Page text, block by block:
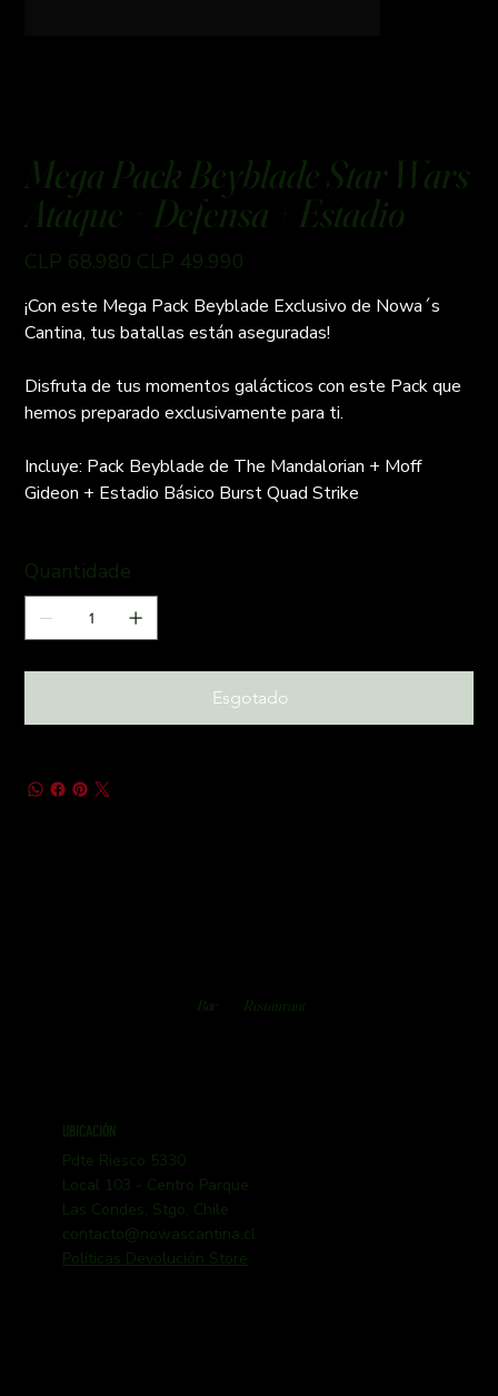
Mega Pack Beyblade Star Wars
Ataque + Defensa + Estadio
Preço
original
CLP 68.980
Preço
promocional
CLP 49.990
¡Con este Mega Pack Beyblade Exclusivo de Nowa´s
Cantina, tus batallas están aseguradas!
Disfruta de tus momentos galácticos con este Pack que
hemos preparado exclusivamente para ti.
Incluye: Pack Beyblade de The Mandalorian + Moff
Gideon + Estadio Básico Burst Quad Strike
Quantidade
Esgotado
Bar Restaurant
UBICACIÓN
Pdte Riesco 5330
Local 103 - Centro Parque
Las Condes, Stgo, Chile
contacto@nowascantina.cl
Políticas Devolución Store